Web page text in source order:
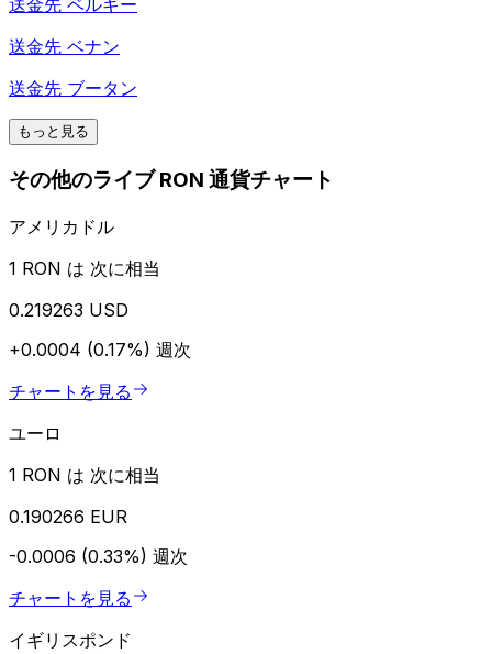
送金先 ベルギー
送金先 ベナン
送金先 ブータン
もっと見る
その他のライブ RON 通貨チャート
アメリカドル
1 RON は 次に相当
0.219263 USD
+0.0004 (0.17%) 週次
チャートを見る
ユーロ
1 RON は 次に相当
0.190266 EUR
-0.0006 (0.33%) 週次
チャートを見る
イギリスポンド